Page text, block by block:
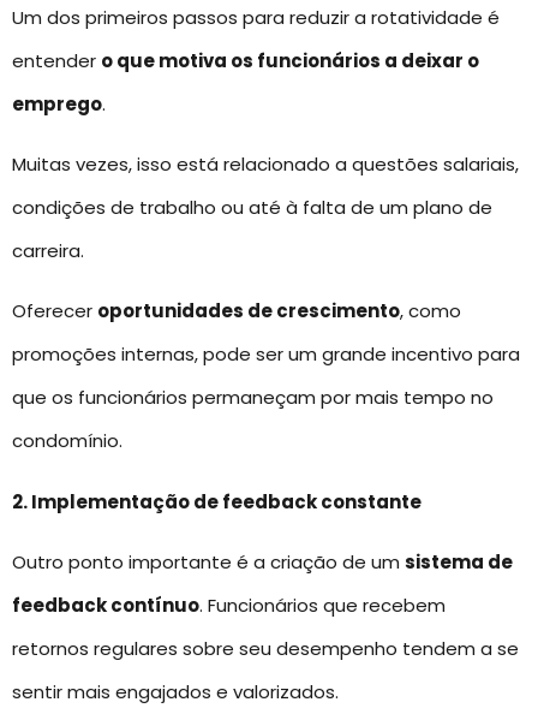
Um dos primeiros passos para reduzir a rotatividade é
entender o que motiva os funcionários a deixar o
emprego.
Muitas vezes, isso está relacionado a questões salariais,
condições de trabalho ou até à falta de um plano de
carreira.
Oferecer oportunidades de crescimento, como
promoções internas, pode ser um grande incentivo para
que os funcionários permaneçam por mais tempo no
condomínio.
2. Implementação de feedback constante
Outro ponto importante é a criação de um sistema de
feedback contínuo. Funcionários que recebem
retornos regulares sobre seu desempenho tendem a se
sentir mais engajados e valorizados.